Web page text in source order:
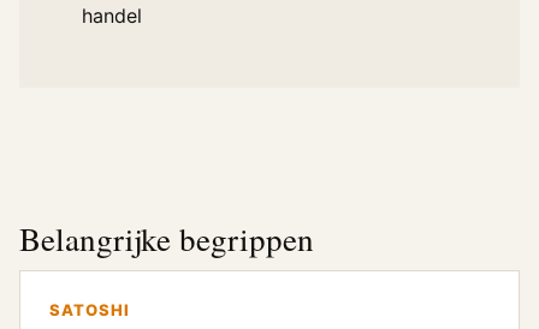
handel
Belangrijke begrippen
SATOSHI